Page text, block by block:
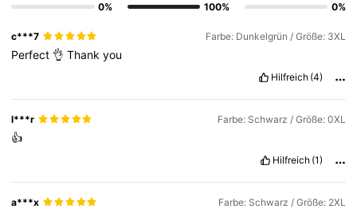
0%
100%
0%
c***7 Farbe: Dunkelgrün / Größe: 3XL
Perfect 👌Thankyou
Hilfreich (4)
l***r Farbe: Schwarz / Größe: 0XL
👍
Hilfreich (1)
a***x Farbe: Schwarz / Größe: 2XL